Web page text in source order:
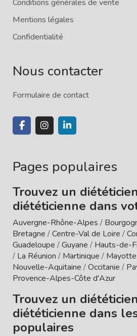
Conditions générales de vente
Mentions légales
Confidentialité
Nous contacter
Formulaire de contact
Pages populaires
Trouvez un
diététicienne dans
Auvergne-Rhône-Alpes /
Bretagne /Centre-Val de Loire /
Guadeloupe /Guyane / Hauts-de-
/ La Réunion / Martinique / Mayotte
Nouvelle-Aquitaine /Occitanie /
Provence-Alpes-Côte d'Azur
Trouvez un
diététicienne dans
populaires